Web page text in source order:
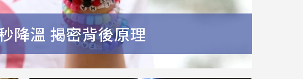
降溫 揭密背後原理